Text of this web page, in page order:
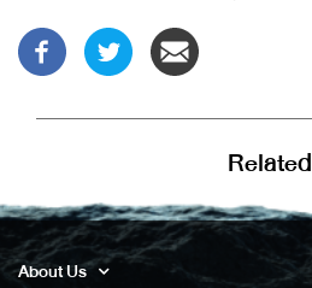
Related
About Us